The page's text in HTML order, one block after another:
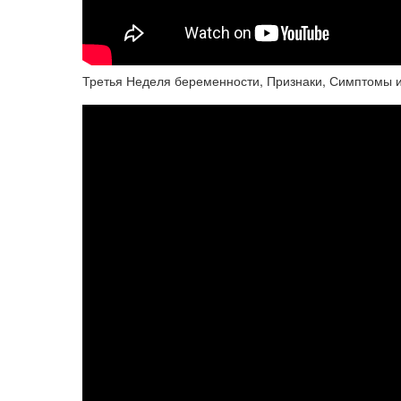
Третья Неделя беременности, Признаки, Симптомы